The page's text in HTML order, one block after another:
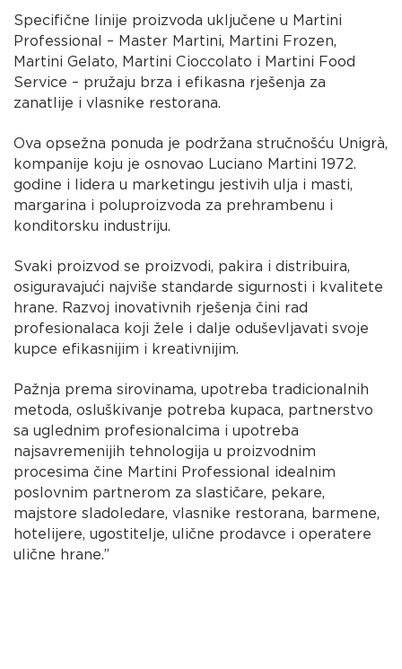
Specifične linije proizvoda uključene u Martini
Professional – Master Martini, Martini Frozen,
Martini Gelato, Martini Cioccolato i Martini Food
Service – pružaju brza i efikasna rješenja za
zanatlije i vlasnike restorana.
Ova opsežna ponuda je podržana stručnošću Unigrà,
kompanije koju je osnovao Luciano Martini 1972.
godine i lidera u marketingu jestivih ulja i masti,
margarina i poluproizvoda za prehrambenu i
konditorsku industriju.
Svaki proizvod se proizvodi, pakira i distribuira,
osiguravajući najviše standarde sigurnosti i kvalitete
hrane. Razvoj inovativnih rješenja čini rad
profesionalaca koji žele i dalje oduševljavati svoje
kupce efikasnijim i kreativnijim.
Pažnja prema sirovinama, upotreba tradicionalnih
metoda, osluškivanje potreba kupaca, partnerstvo
sa uglednim profesionalcima i upotreba
najsavremenijih tehnologija u proizvodnim
procesima čine Martini Professional idealnim
poslovnim partnerom za slastičare, pekare,
majstore sladoledare, vlasnike restorana, barmene,
hotelijere, ugostitelje, ulične prodavce i operatere
ulične hrane.”